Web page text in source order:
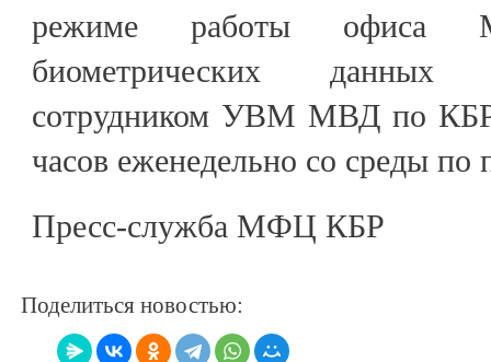
режиме работы офиса
биометрических данных
сотрудником УВМ МВД по КБР
часов еженедельно со среды по
Пресс-служба МФЦ КБР
Поделиться новостью: